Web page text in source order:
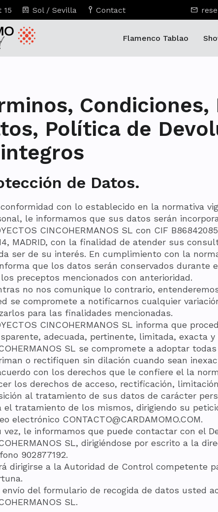
15 Sol / Sevilla Contact
Flamenco Tablao
Política de
de Datos.
conformidad con lo establecido en la normativa
le informamos que sus datos serán
CINCOHERMANOS SL con CIF
MADRID, con la finalidad de atender sus
ser de su interés. En cumplimiento con la
que los datos serán conservados
preceptos mencionados con anterioridad.
no nos comunique lo contrario,
se compromete a notificarnos cualquier
para las finalidades mencionadas.
CINCOHERMANOS SL informa que
adecuada, pertinente, limitada, exacta y
SL se compromete a adoptar
o rectifiquen sin dilación cuando sean
con los derechos que le confiere el la
los derechos de acceso, rectificación,
al tratamiento de sus datos de carácter
el tratamiento de los mismos, dirigiendo su
electrónico CONTACTO@CARDAMOMO.COM.
vez, le informamos que puede contactar con el
SL, dirigiéndose por escrito a la
902877192.
dirigirse a la Autoridad de Control competente
envío del formulario de recogida de datos usted
SL.